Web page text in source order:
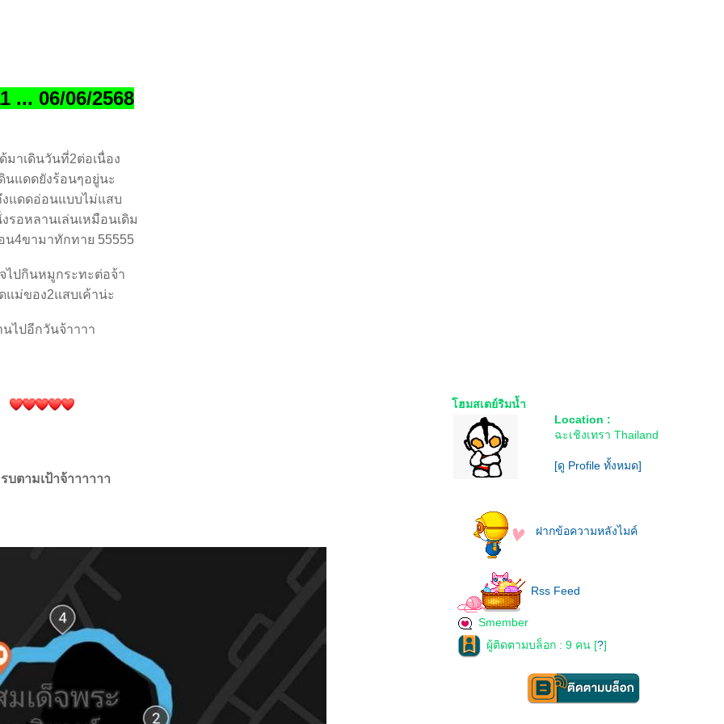
... 06/06/2568
มาเดินวันที่2ต่อเนื่อง
นแดดยังร้อนๆอยู่นะ
แดดอ่อนแบบไม่แสบ
งรอหลานเล่นเหมือนเดิม
น4ขามาทักทาย 55555
จไปกินหมูกระทะต่อจ้า
แม่ของ2แสบเค้าน่ะ
นไปอีกวันจ้าาาา
บตามเป้าจ้าาาาาา
ฮมสเตย์ริมน้ำ
Location :
ฉะเชิงเทรา Thailand
[ดู Profile ทั้งหมด]
ฝากข้อความหลังไมค์
Rss Feed
Smember
ผู้ติดตามบล็อก : 9 คน [?]